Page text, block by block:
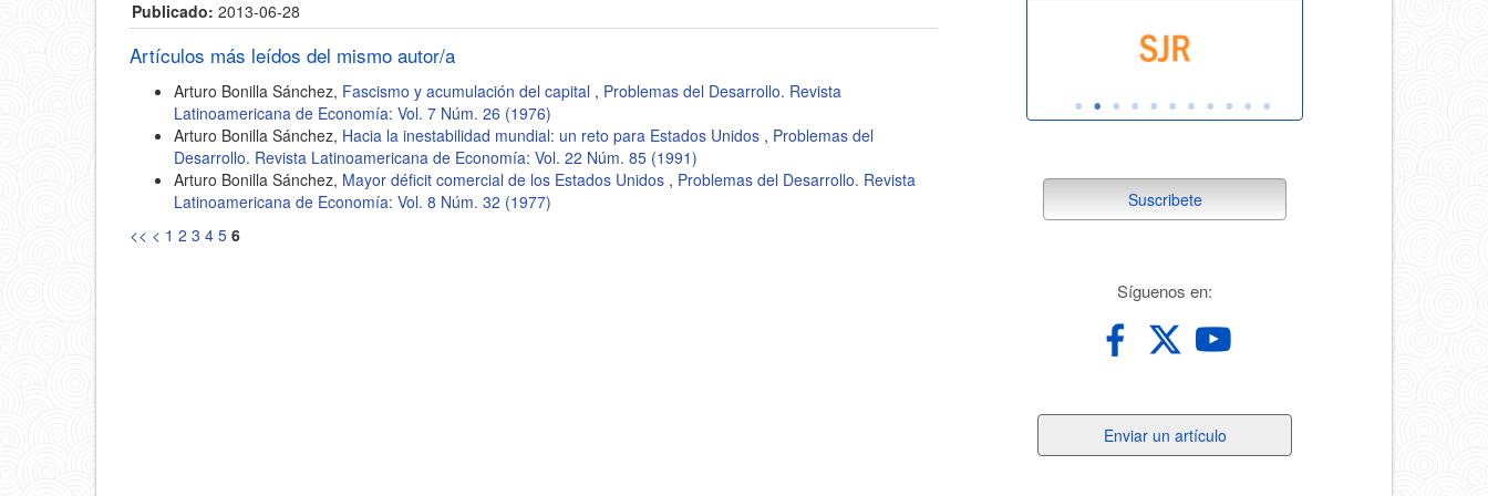
Publicado: 2013-06-28
Artículos más leídos del mismo autor/a
Arturo Bonilla Sánchez, Fascismo y acumulación del capital , Problemas del Desarrollo. Revista
Latinoamericana de Economía: Vol. 7 Núm. 26 (1976)
Arturo Bonilla Sánchez, Hacia la inestabilidad mundial: un reto para Estados Unidos , Problemas del
Desarrollo. Revista Latinoamericana de Economía: Vol. 22 Núm. 85 (1991)
Arturo Bonilla Sánchez, Mayor déficit comercial de los Estados Unidos , Problemas del Desarrollo. Revista
Latinoamericana de Economía: Vol. 8 Núm. 32 (1977)
<< < 1 2 3 4 5 6 suscribete
Suscribete
Síguenos en:
un
Enviar un artículo